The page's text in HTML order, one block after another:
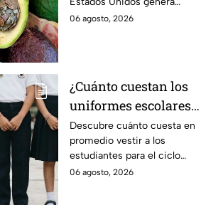
Michoacán
pérdidas millonarias.
06 agosto, 2026
¿Cuánto cuestan los
uniformes escolares
para el regreso a clases
2026, según su grado?
Descubre cuánto cuesta en
promedio vestir a los
estudiantes para el ciclo
escolar 2026-2027 y consejos
06 agosto, 2026